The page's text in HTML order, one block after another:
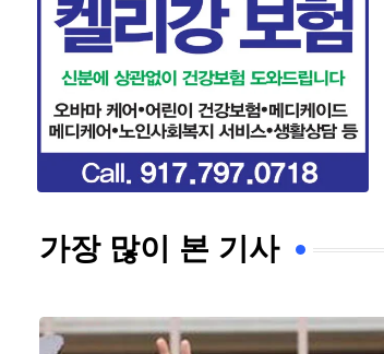
가장 많이 본 기사